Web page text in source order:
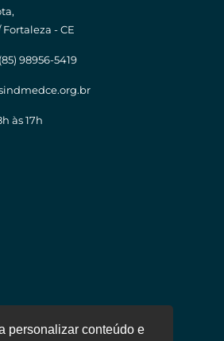
Fortaleza - CE
98956-5419
às 17h
personalizar conteúdo e